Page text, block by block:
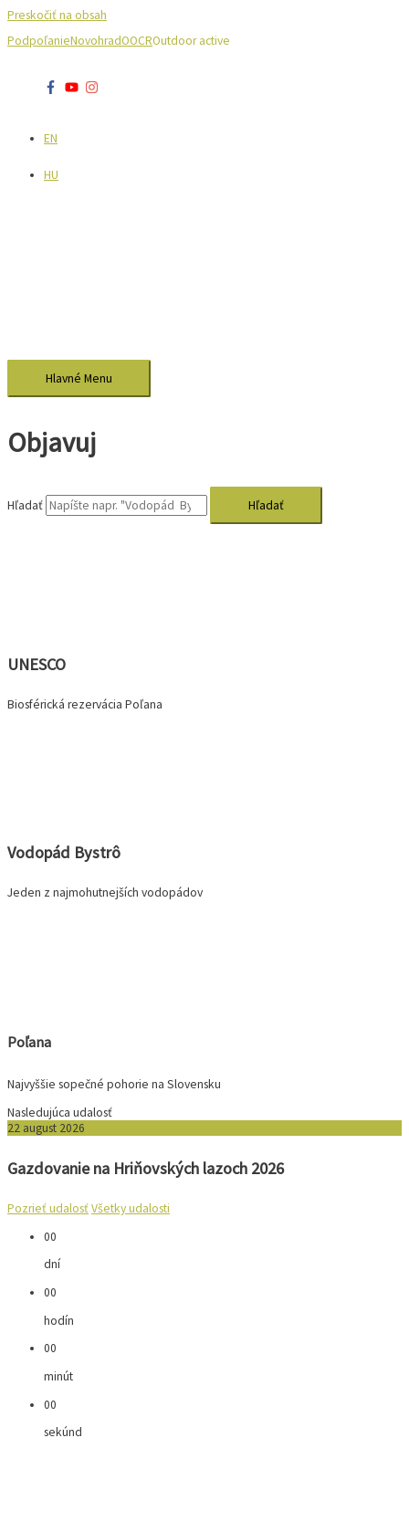
Preskočiť na obsah
PodpoľanieNovohradOOCROutdoor active
EN
HU
Hlavné Menu
Objavuj
Hľadať
UNESCO
Biosférická rezervácia Poľana
Vodopád Bystrô
Jeden z najmohutnejších vodopádov
Poľana
Najvyššie sopečné pohorie na Slovensku
Nasledujúca udalosť
22 august 2026
Gazdovanie na Hriňovských lazoch 2026
Pozrieť udalosťVšetky udalosti
00
dní
00
hodín
00
minút
00
sekúnd